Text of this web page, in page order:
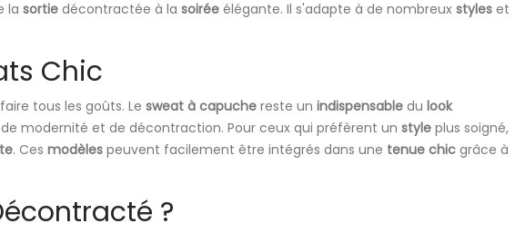
la sortiedécontractée à la soiréeélégante. Il s'adapte à de nombreux styleset
Chic
tous les goûts. Le sweat à capuchereste un indispensabledu look
modernité et de décontraction. Pour ceux qui préfèrent un styleplus soigné,
. Ces modèlespeuvent facilement être intégrés dans une tenue chicgrâce à
?